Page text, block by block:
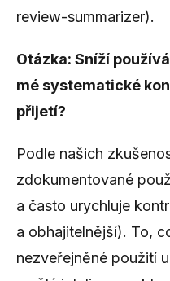
review-summarizer).
Otázka: Sníží
mé systematické
přijetí?
Podle našich
zdokumentované
a často urychluje
a obhajitelnější). To,
nezveřejněné použití